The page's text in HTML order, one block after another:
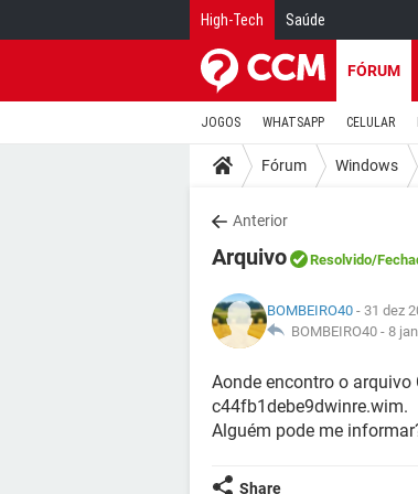
High-Tech Saúde
FÓRUM
JOGOS WHATSAPP CELULAR
Fórum Windows
Anterior
Arquivo Resolvido/
BOMBEIRO40 - 31 dez
BOMBEIRO40 - 8
Aonde encontro o arquivo
c44fb1debe9dwinre.wim.
Alguém pode me
Share